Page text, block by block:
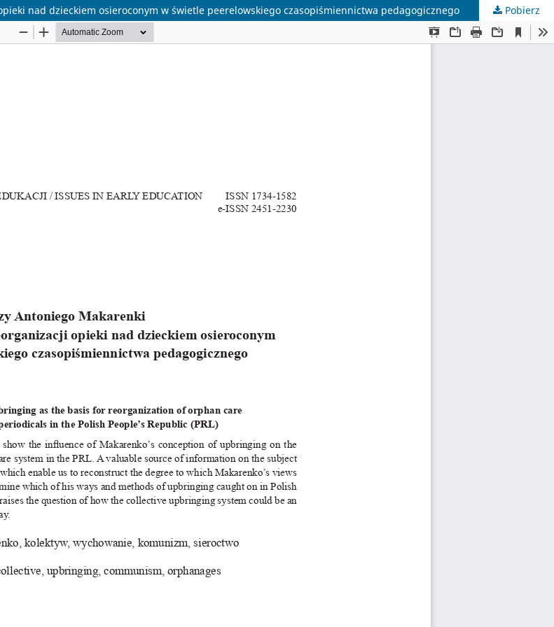
nad dzieckiem osieroconym w świetle peerelowskiego czasopiśmiennictwa pedagogicznego Pobierz